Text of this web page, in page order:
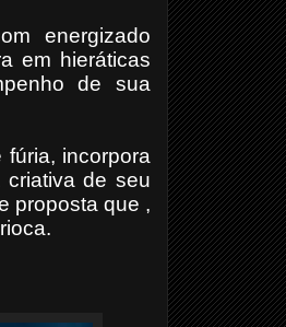
energizado
em hieráticas
de sua
incorpora
criativa de seu
proposta que ,